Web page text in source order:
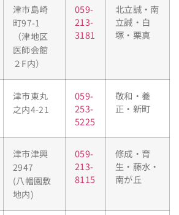
津市島崎
町97-1
（津地区
医師会館
２F内）
059-
213-
3181
北立誠・南
立誠・白
塚・栗真
津市東丸
之内4-21
059-
253-
5225
敬和・養
正・新町
津市津興
2947
(八幡園敷
地内)
059-
213-
8115
修成・育
生・藤水・
南が丘